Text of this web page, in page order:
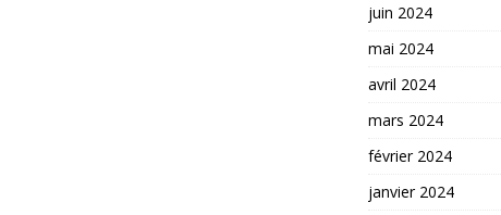
juin 2024
mai 2024
avril 2024
mars 2024
février 2024
janvier 2024